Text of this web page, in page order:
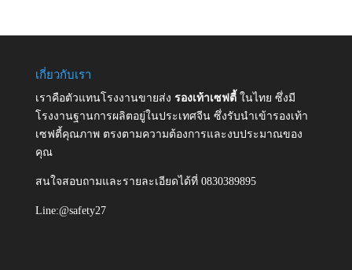
เกี่ยวกับเรา
เราคือตัวแทนโรงงานขายส่ง รองเท้าเซฟตี้ ในไทย ซึ่งมี
โรงงานฐานการผลิตอยู่ในประเทศจีน ซึ่งรับนำเข้ารองเท้า
เซฟตี้คุณภาพ ตรงตามความต้องการและงบประมาณของ
คุณ
สนใจสอบถามและรายละเอียดได้ที่ 0830389895
Line:@safety27